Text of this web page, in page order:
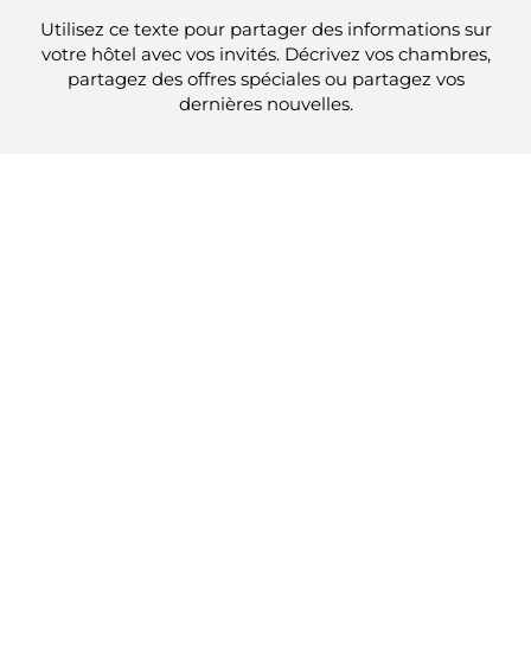
Utilisez ce texte pour partager des informations sur
votre hôtel avec vos invités. Décrivez vos chambres,
partagez des offres spéciales ou partagez vos
dernières nouvelles.